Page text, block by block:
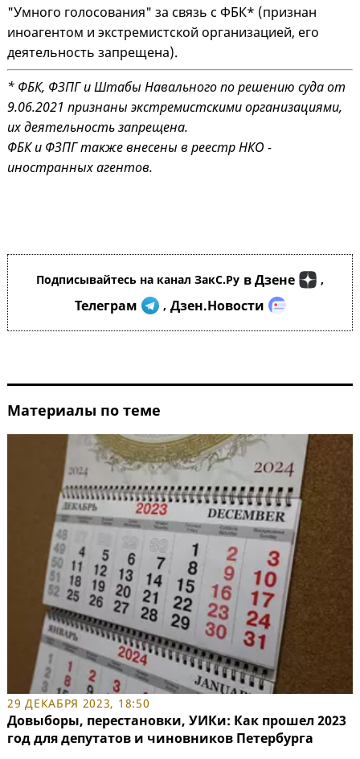
"Умного голосования" за связь с ФБК* (признан
иноагентом и экстремистской организацией, его
деятельность запрещена).
* ФБК, ФЗПГ и Штабы Навального по решению суда от
9.06.2021 признаны экстремистскими организациями,
их деятельность запрещена.
ФБК и ФЗПГ также внесены в реестр НКО -
иностранных агентов.
Подписывайтесь на канал ЗакС.Ру в Дзене ,
Телеграм , Дзен.Новости
Материалы по теме
29 ДЕКАБРЯ 2023, 18:50
Довыборы, перестановки, УИКи: Как прошел 2023
год для депутатов и чиновников Петербурга